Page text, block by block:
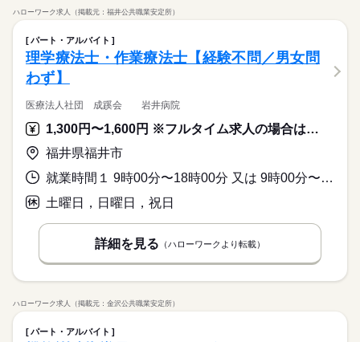
ハローワーク求人（掲載元：福井公共職業安定所）
パート・アルバイト
理学療法士・作業療法士【経験不問／男女問
わず】
医療法人社団 成蹊会 岩井病院
1,300円〜1,600円 ※フルタイム求人の場合は月額（換算額）、パート求人の場合は時間額を表示しています。
福井県福井市
就業時間１ 9時00分〜18時00分 又は 9時00分〜18時00分の時間の間の4時間以上 就業時間に関する特記事項 １日８時間 ９：００～１３：００ １４：００～１８：００の間
土曜日，日曜日，祝日
詳細を見る （ハローワークより転載）
ハローワーク求人（掲載元：金沢公共職業安定所）
パート・アルバイト